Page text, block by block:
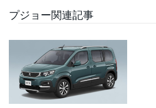
プジョー関連記事